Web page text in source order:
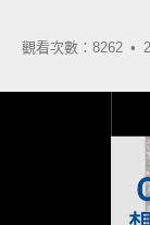
觀看次數：8262 •